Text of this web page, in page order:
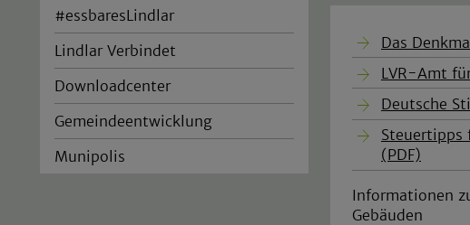
#essbaresLindlar
Lindlar Verbindet
Downloadcenter
Gemeindeentwicklung
Munipolis
Das
LVR-Amt
Deutsche
Steuertipps
(PDF)
Informationen
Gebäuden